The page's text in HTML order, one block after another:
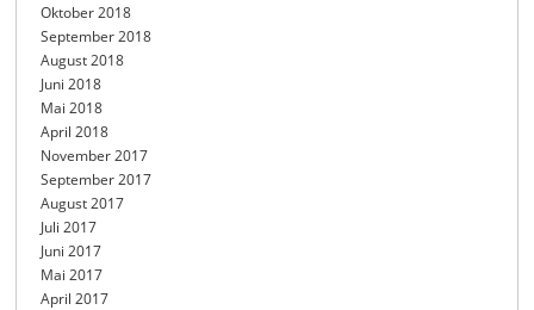
Oktober 2018
September 2018
August 2018
Juni 2018
Mai 2018
April 2018
November 2017
September 2017
August 2017
Juli 2017
Juni 2017
Mai 2017
April 2017